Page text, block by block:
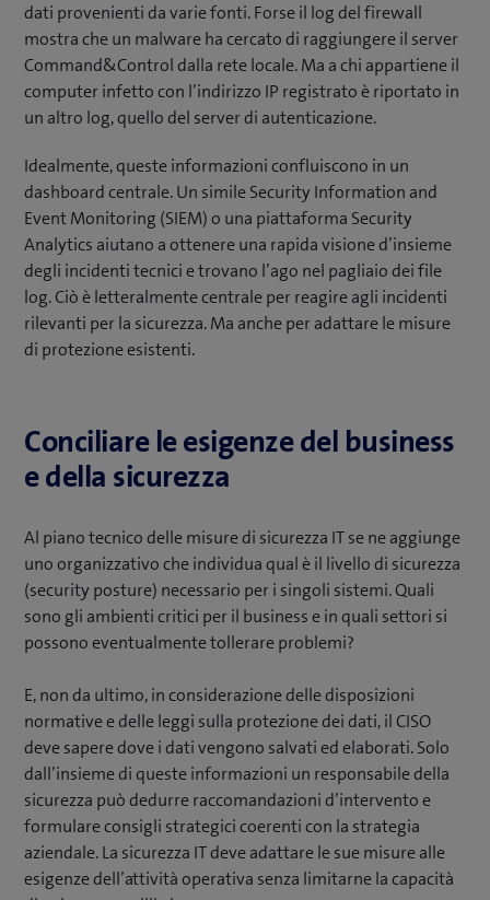
dati provenienti da varie fonti. Forse il log del firewall
mostra che un malware ha cercato di raggiungere il server
Command&Control dalla rete locale. Ma a chi appartiene il
computer infetto con l’indirizzo IP registrato è riportato in
un altro log, quello del server di autenticazione.
Idealmente, queste informazioni confluiscono in un
dashboard centrale. Un simile Security Information and
Event Monitoring (SIEM) o una piattaforma Security
Analytics aiutano a ottenere una rapida visione d’insieme
degli incidenti tecnici e trovano l’ago nel pagliaio dei file
log. Ciò è letteralmente centrale per reagire agli incidenti
rilevanti per la sicurezza. Ma anche per adattare le misure
di protezione esistenti.
Conciliare le esigenze del business
e della sicurezza
Al piano tecnico delle misure di sicurezza IT se ne aggiunge
uno organizzativo che individua qual è il livello di sicurezza
(security posture) necessario per i singoli sistemi. Quali
sono gli ambienti critici per il business e in quali settori si
possono eventualmente tollerare problemi?
E, non da ultimo, in considerazione delle disposizioni
normative e delle leggi sulla protezione dei dati, il CISO
deve sapere dove i dati vengono salvati ed elaborati. Solo
dall’insieme di queste informazioni un responsabile della
sicurezza può dedurre raccomandazioni d’intervento e
formulare consigli strategici coerenti con la strategia
aziendale. La sicurezza IT deve adattare le sue misure alle
esigenze dell’attività operativa senza limitarne la capacità